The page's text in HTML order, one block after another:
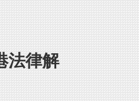
法律解